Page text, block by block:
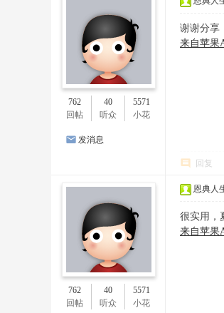
762
回帖
40
听众
5571
小花
发消息
谢谢分享
来自苹果
回复
762
回帖
40
听众
5571
小花
恩典人
很实用，
来自苹果